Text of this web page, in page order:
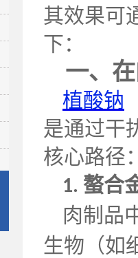
其效果可
下：
一、
植酸钠
是通过干
核心路径
1. 螯合
肉制品
生物（如